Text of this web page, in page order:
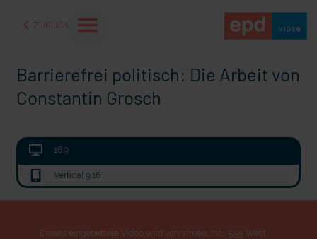
ZURÜCK
Barrierefrei politisch: Die Arbeit von
Constantin Grosch
16:9
Vertical 9:16
Dieses eingebettete Video wird von Vimeo, Inc., 555 West